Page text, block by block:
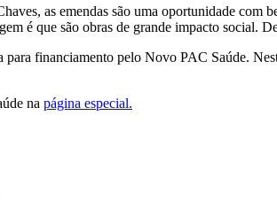
as emendas são uma oportunidade com
é que são obras de grande impacto social.
para financiamento pelo Novo PAC Saúde.
na página especial.